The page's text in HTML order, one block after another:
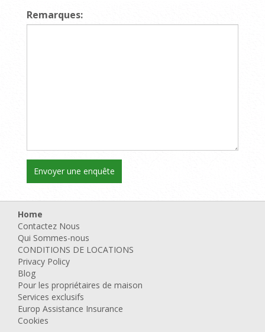
Remarques:
Home
Contactez Nous
Qui Sommes-nous
CONDITIONS DE LOCATIONS
Privacy Policy
Blog
Pour les propriétaires de maison
Services exclusifs
Europ Assistance Insurance
Cookies